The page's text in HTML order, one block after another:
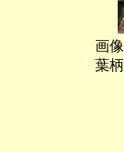
画
葉